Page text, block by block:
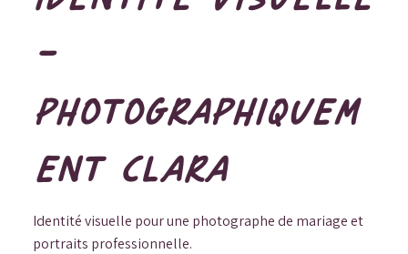
-
PHOTOGRAPHIQUEM
ENT CLARA
Identité visuelle pour une photographe de mariage et
portraits professionnelle.